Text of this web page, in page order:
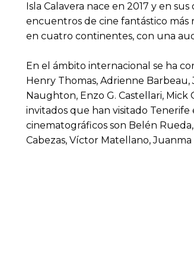
Isla Calavera nace en 2017 y en
encuentros de cine fantástico más
en cuatro continentes, con una
En el ámbito internacional se ha
Henry Thomas, Adrienne Barbeau,
Naughton, Enzo G. Castellari,
invitados que han visitado
cinematográficos son Belén Rueda,
Cabezas, Víctor Matellano,